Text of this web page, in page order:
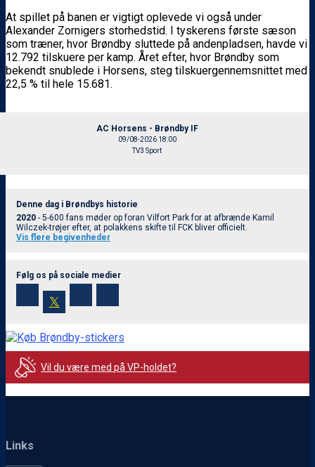
At spillet på banen er vigtigt oplevede vi også under
Alexander Zornigers storhedstid. I tyskerens første sæson
som træner, hvor Brøndby sluttede på andenpladsen, havde vi
12.792 tilskuere per kamp. Året efter, hvor Brøndby som
bekendt snublede i Horsens, steg tilskuergennemsnittet med
22,5 % til hele 15.681.
AC Horsens - Brøndby IF
09/08-2026 18:00
TV3 Sport
Denne dag i Brøndbys historie
2020 - 5-600 fans møder op foran Vilfort Park for at afbrænde Kamil
Wilczek-trøjer efter, at polakkens skifte til FCK bliver officielt.
Vis flere begivenheder
Følg os på sociale medier
𝕏
Vil du være med på VP-holdet?
Links